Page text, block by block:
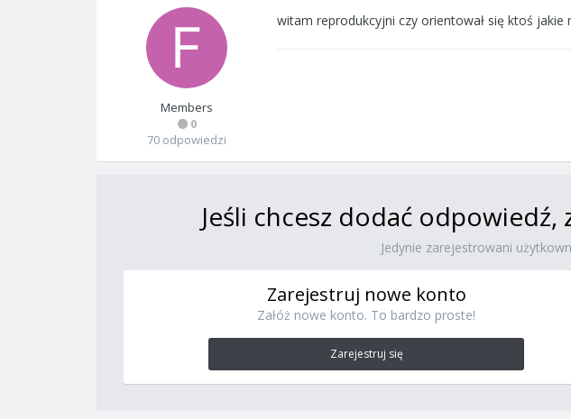
Members
0
70 odpowiedzi
witam reprodukcyjni czy orientował się ktoś jakie
Jeśli chcesz dodać
Jedynie zarejestrowani
Zarejestruj nowe konto
Załóż nowe konto. To bardzo proste!
Zarejestruj się